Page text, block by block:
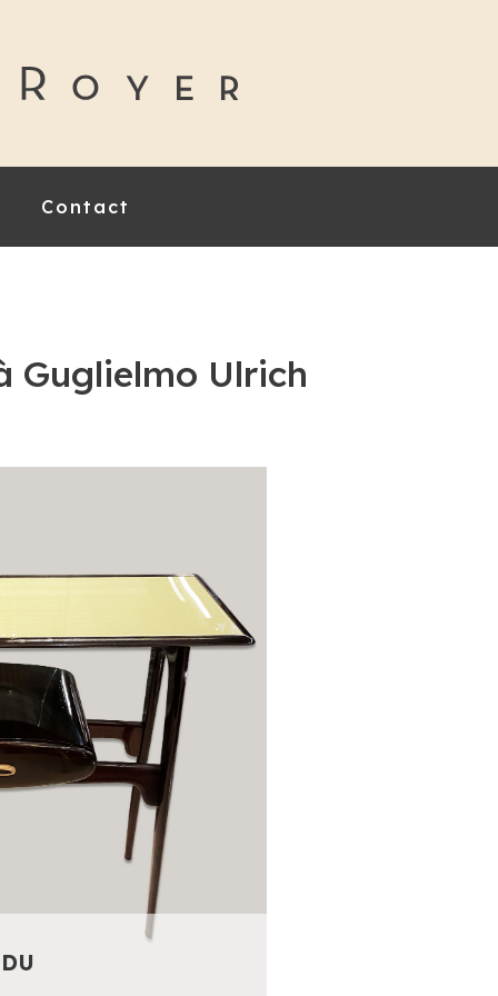
Contact
Guglielmo Ulrich